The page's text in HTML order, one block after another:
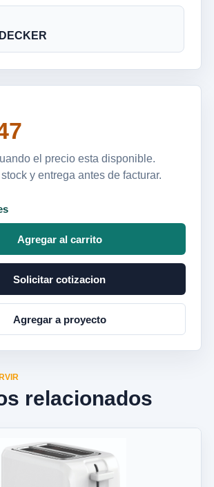
el precio esta disponible.
y entrega antes de facturar.
Agregar al carrito
Solicitar cotizacion
Agregar a proyecto
relacionados